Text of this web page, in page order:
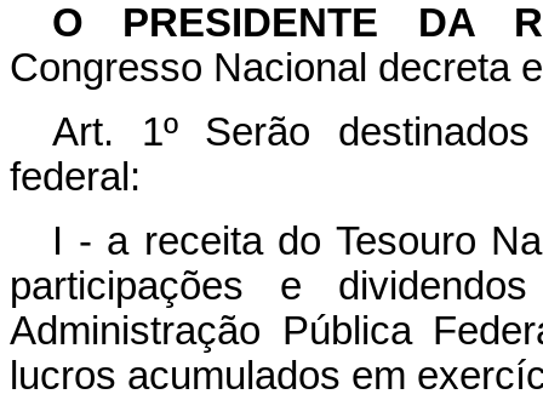
O PRESIDENTE DA
Congresso Nacional decreta
Art. 1º Serão
federal:
I - a receita do Tesouro
participações e
Administração Pública
lucros acumulados em